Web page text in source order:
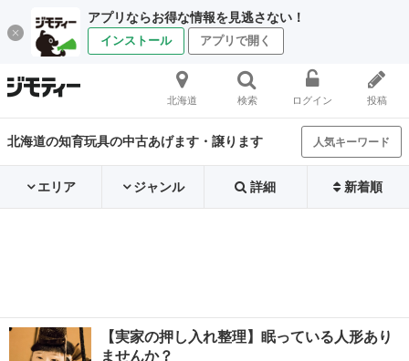
アプリならお得な情報を見逃さない！
インストール アプリで開く
北海道 検索 ログイン 投稿
北海道の知育玩具の中古あげます・譲ります 人気キーワード
エリア ジャンル 詳細 新着順
【実家の押し入れ整理】眠っている人形あり
ませんか？